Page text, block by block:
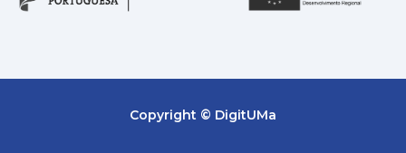
Copyright © DigitUMa